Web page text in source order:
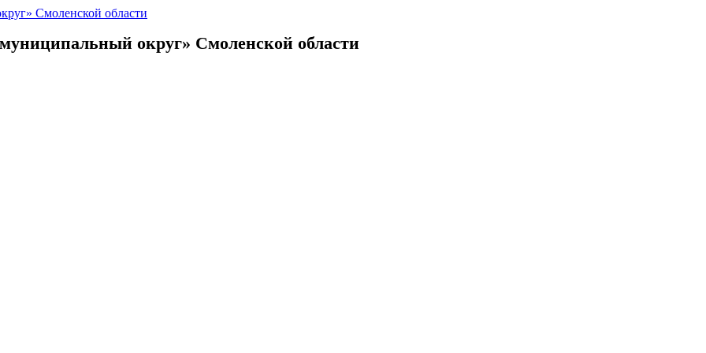
округ» Смоленской области